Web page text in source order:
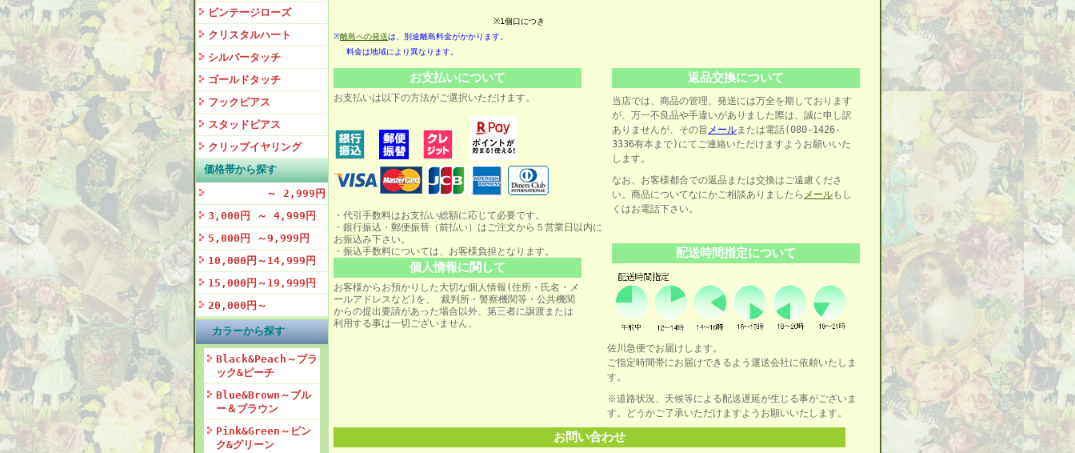
ビンテージローズ
クリスタルハート
シルバータッチ
ゴールドタッチ
フックピアス
スタッドピアス
クリップイヤリング
価格帯から探す
～ 2,999円
3,000円 ～ 4,999円
5,000円 ～9,999円
10,000円～14,999円
15,000円～19,999円
20,000円～
カラーから探す
Black&Peach～ブラ
ック&ピーチ
Blue&Brown～ブル
ー＆ブラウン
Pink&Green～ピン
ク&グリーン
※1個口につき
※離島への発送は、別途離島料金がかかります。
料金は地域により異なります。
お支払いについて
お支払いは以下の方法がご選択いただけます。
・代引手数料はお支払い総額に応じて必要です。
・銀行振込・郵便振替（前払い）はご注文から５営業日以内に
お振込み下さい。
・振込手数料については、お客様負担となります。
個人情報に関して
お客様からお預かりした大切な個人情報(住所・氏名・メ
ールアドレスなど)を、 裁判所・警察機関等・公共機関
からの提出要請があった場合以外、第三者に譲渡または
利用する事は一切ございません。
返品交換について
当店では、商品の管理、発送には万全を期しております
が、万一不良品や手違いがありました際は、誠に申し訳
ありませんが、その旨 メールまたは電話(080-1426-
3336有本まで)にてご連絡いただけますようお願いいた
します。
なお、お客様都合での返品または交換はご遠慮くださ
い。商品についてなにかご相談ありましたら メールもし
くはお電話下さい。
配送時間指定について
佐川急便でお届けします。
ご指定時間帯にお届けできるよう運送会社に依頼いたしま
す。
※道路状況、天候等による配送遅延が生じる事がございま
す。どうかご了承いただけますようお願いいたします。
お問い合わせ